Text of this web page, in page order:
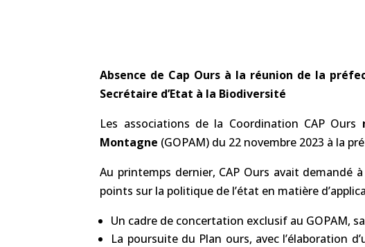
Absence de Cap Ours à la réunion de la
Secrétaire d’Etat à la Biodiversité
Les associations de la Coordination CAP Ours
Montagne (GOPAM) du 22 novembre 2023 à la
Au printemps dernier, CAP Ours avait demandé
points sur la politique de l’état en matière
Un cadre de concertation exclusif au GOPAM,
La poursuite du Plan ours, avec l’élaboration